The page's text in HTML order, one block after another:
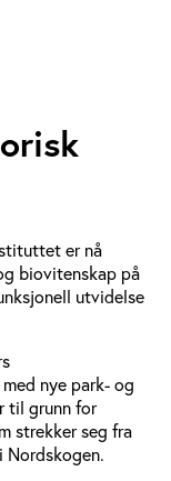
er nå
biovitenskap på
utvidelse
nye park- og
til grunn for
strekker seg fra